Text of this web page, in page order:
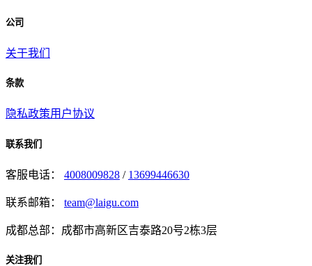
公司
关于我们
条款
隐私政策用户协议
联系我们
客服电话： 4008009828 / 13699446630
联系邮箱： team@laigu.com
成都总部：成都市高新区吉泰路20号2栋3层
关注我们